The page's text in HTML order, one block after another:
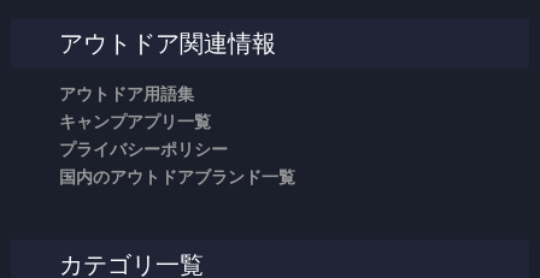
アウトドア関連情報
アウトドア用語集
キャンプアプリ一覧
プライバシーポリシー
国内のアウトドアブランド一覧
カテゴリ一覧